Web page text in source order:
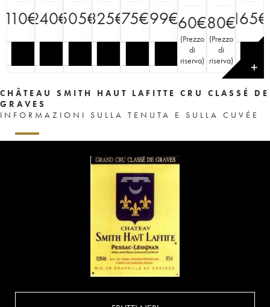
110€
240€
505€
325€75€99€60€
(Prezzo
di
riserva)
80€
(Prezzo
di
riserva)
165€
✕
CHÂTEAU SMITH HAUT LAFITTE CRU CLASSÉ DE
GRAVES
INFORMAZIONI SULLA TENUTA E SULLA CUVÉE